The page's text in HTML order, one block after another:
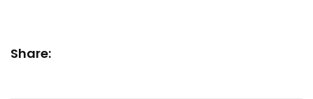
Share: